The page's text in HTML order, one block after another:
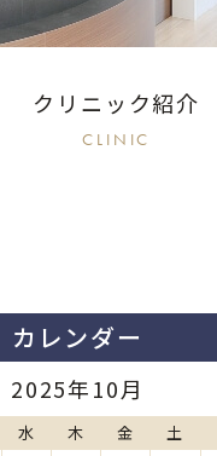
クリニック紹介
CLINIC
カレンダー
2025年10月
水 木 金 土